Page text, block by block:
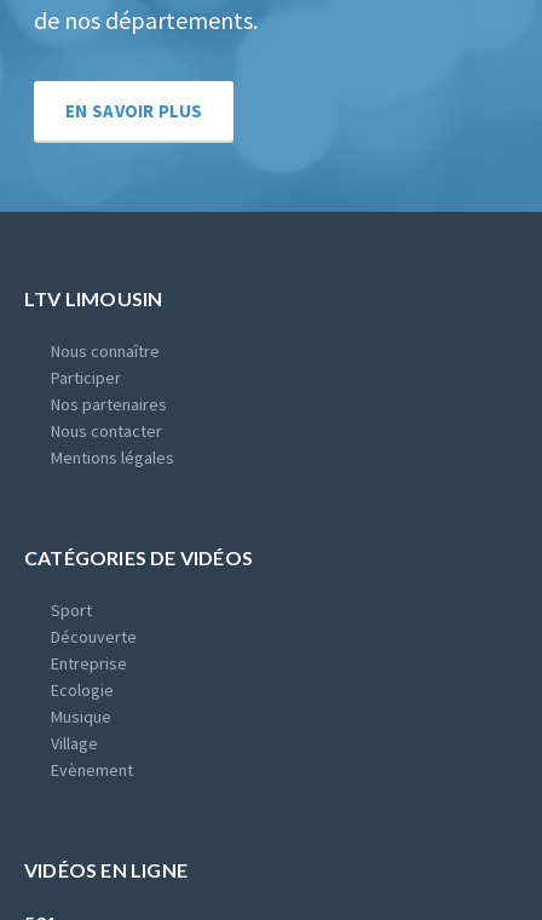
de nos départements.
EN SAVOIR PLUS
LTV LIMOUSIN
Nous connaître
Participer
Nos partenaires
Nous contacter
Mentions légales
CATÉGORIES DE VIDÉOS
Sport
Découverte
Entreprise
Ecologie
Musique
Village
Evènement
VIDÉOS EN LIGNE